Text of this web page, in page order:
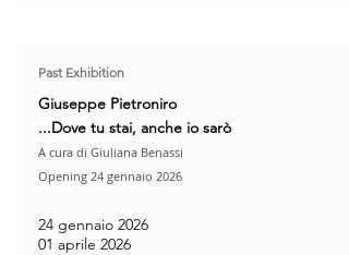
Past Exhibition
Giuseppe Pietroniro
...Dove tu stai, anche io sarò
A cura di Giuliana Benassi
Opening 24 gennaio 2026
24 gennaio 2026
01 aprile 2026